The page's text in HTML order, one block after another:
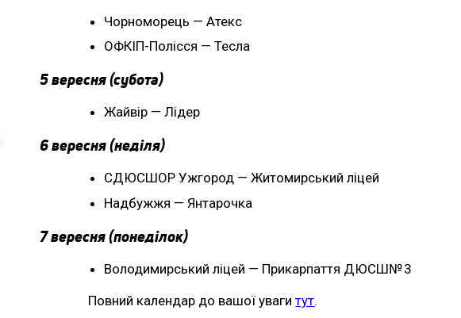
Чорноморець — Атекс
ОФКІП-Полісся — Тесла
5 вересня (субота)
Жайвір — Лідер
6 вересня (неділя)
СДЮСШОР Ужгород — Житомирський ліцей
Надбужжя — Янтарочка
7 вересня (понеділок)
Володимирський ліцей — Прикарпаття ДЮСШ№ 3
Повний календар до вашої увагитут.